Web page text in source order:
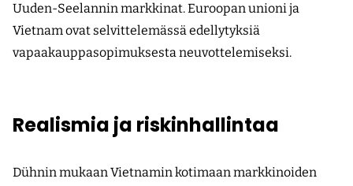
Uuden-Seelannin markkinat. Euroopan unioni ja
Vietnam ovat selvittelemässä edellytyksiä
vapaakauppasopimuksesta neuvottelemiseksi.
Realismia ja riskinhallintaa
Dühnin mukaan Vietnamin kotimaan markkinoiden